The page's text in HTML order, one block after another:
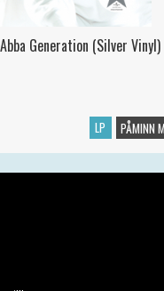
Generation (Silver Vinyl)
LP PÅMINN